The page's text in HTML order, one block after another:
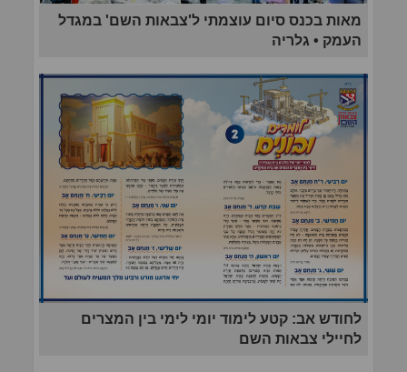
מאות בכנס סיום עוצמתי ל'צבאות השם' במגדל
העמק • גלריה
לחודש אב: קטע לימוד יומי לימי בין המצרים
לחיילי צבאות השם